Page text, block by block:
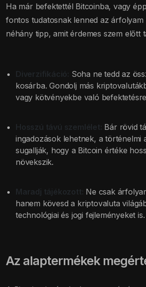
Ha már befektettél Bitcoinba, vagy
fontos tudatosnak lenned az árfolyam
néhány tipp, amit érdemes szem előtt
Diverzifikáció: Soha ne tedd az
kosárba. Gondolj más
vagy kötvényekbe való
Hosszú távú szemlélet: Bár rövid
ingadozások lehetnek, a történelmi
sugallják, hogy a Bitcoin értéke
növekszik.
Maradj tájékozott: Ne csak
hanem kövesd a kriptovaluta
technológiai és jogi fejleményeket is.
Az alaptermékek